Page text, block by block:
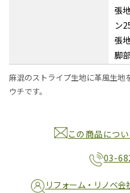
張
ン
張
脚
麻混のストライプ生地に革風生地
ウチです。
この商品につ
03-
リフォーム・リノベ